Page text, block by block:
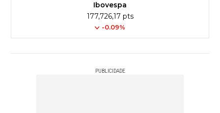
Ibovespa
177,726,17 pts
-0.09%
PUBLICIDADE